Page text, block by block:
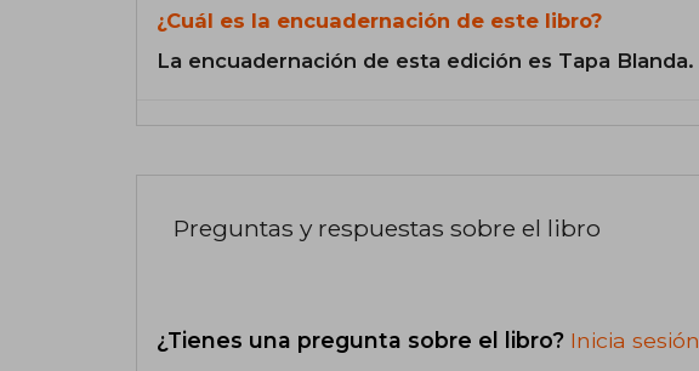
¿Cuál es la encuadernación de este libro?
La encuadernación de esta edición es Tapa Blanda.
Preguntas y respuestas sobre el libro
¿Tienes una pregunta sobre el libro? Inicia sesión